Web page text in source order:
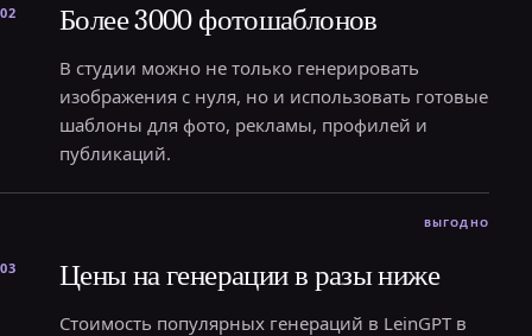
02 Более 3000 фотошаблонов
В студии можно не только генерировать
изображения с нуля, но и использовать готовые
шаблоны для фото, рекламы, профилей и
публикаций.
03 Цены на генерации в разы ниже
Стоимость популярных генераций в LeinGPT в